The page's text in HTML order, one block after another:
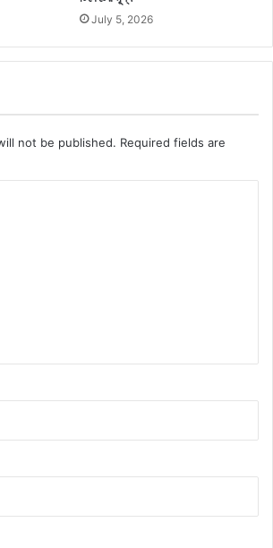
July 5, 2026
not be published. Required fields are